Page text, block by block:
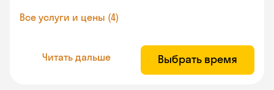
Все услуги и цены (4)
Читать дальше Выбрать время